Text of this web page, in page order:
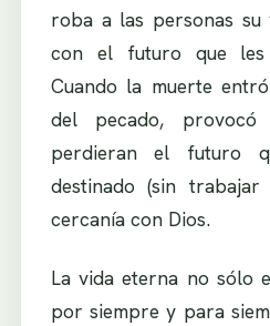
roba a las personas
con el futuro que les
Cuando la muerte
del pecado,
perdieran el futuro
destinado (sin
cercanía con Dios.
La vida eterna no sólo
por siempre y para